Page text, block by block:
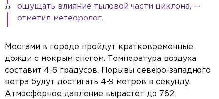
ощущать влияние тыловой части циклона, —
отметил метеоролог.
Местами в городе пройдут кратковременные
дожди с мокрым снегом. Температура воздуха
составит 4-6 градусов. Порывы северо-западного
ветра будут достигать 4-9 метров в секунду.
Атмосферное давление вырастет до 762